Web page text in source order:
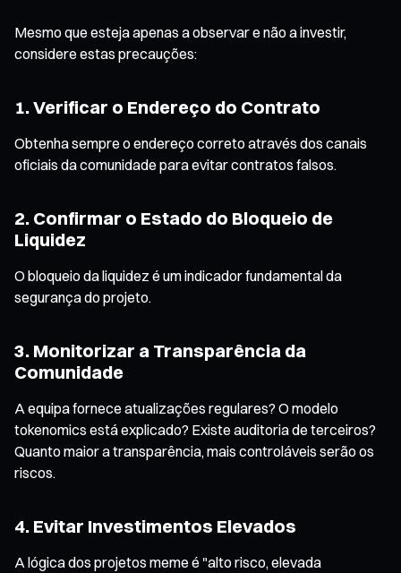
Mesmo que esteja apenas a observar e não a investir,
considere estas precauções:
1. Verificar o Endereço do Contrato
Obtenha sempre o endereço correto através dos canais
oficiais da comunidade para evitar contratos falsos.
2. Confirmar o Estado do Bloqueio de
Liquidez
O bloqueio da liquidez é um indicador fundamental da
segurança do projeto.
3. Monitorizar a Transparência da
Comunidade
A equipa fornece atualizações regulares? O modelo
tokenomics está explicado? Existe auditoria de terceiros?
Quanto maior a transparência, mais controláveis serão os
riscos.
4. Evitar Investimentos Elevados
A lógica dos projetos meme é "alto risco, elevada